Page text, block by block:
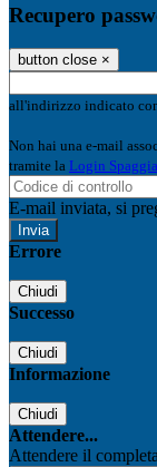
Recupero
button close ×
all'indirizzo indicato
Non hai una e-mail
tramite la Login
E-mail inviata, si
Errore
Chiudi
Successo
Chiudi
Informazione
Chiudi
Attendere...
Attendere il